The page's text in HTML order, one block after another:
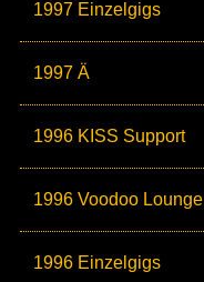
1997 Einzelgigs
1997 Ä
1996 KISS Support
1996 Voodoo Lounge
1996 Einzelgigs